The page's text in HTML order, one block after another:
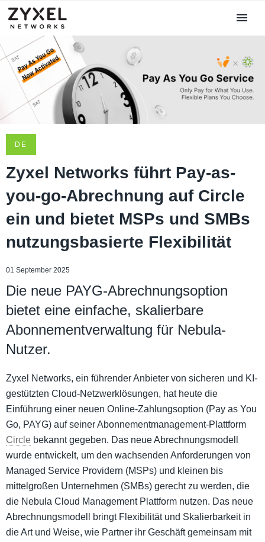
DE
Zyxel Networks führt Pay-as-
you-go-Abrechnung auf Circle
ein und bietet MSPs und SMBs
nutzungsbasierte Flexibilität
01 September 2025
Die neue PAYG-Abrechnungsoption
bietet eine einfache, skalierbare
Abonnementverwaltung für Nebula-
Nutzer.
Zyxel Networks, ein führender Anbieter von sicheren und KI-
gestützten Cloud-Netzwerklösungen, hat heute die
Einführung einer neuen Online-Zahlungsoption (Pay as You
Go, PAYG) auf seiner Abonnementmanagement-Plattform
Circle bekannt gegeben. Das neue Abrechnungsmodell
wurde entwickelt, um den wachsenden Anforderungen von
Managed Service Providern (MSPs) und kleinen bis
mittelgroßen Unternehmen (SMBs) gerecht zu werden, die
die Nebula Cloud Management Plattform nutzen. Das neue
Abrechnungsmodell bringt Flexibilität und Skalierbarkeit in
die Art und Weise, wie Partner ihr Geschäft gemeinsam mit